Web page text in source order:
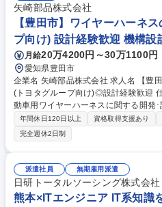
は】東京もしくは名古屋の専門施設で
からインフラ、マナーまで体系的に学
たの志向性や特性に合わせて最適な配
心してスタートできます。 募集職種 ◆九州×ITエンジニア◆IT系知識をお
持ちの方/未経験歓迎/無期雇用派遣
矢崎部品株式会社
【豊田市】ワイヤーハーネ
プ向け) 設計経験歓迎 機構設
月給20万4200円～30万1100円
愛知県豊田市
企業名 矢崎部品株式会社 求人名 【豊田市】ワイヤーハーネスの開発/設計
(トヨタグループ向け)◎設計経験歓迎 仕事の内容 トヨタグループ様向け自
動車用ワイヤーハーネスに関する開発
カーメーカーに近い立場で設計開発に
ジションです。 自動車メーカーや社内営業部門・工場部門との調整や工程
確認等の業務がございます。企画段階
のため 、幅広い設計業務が経験がで
す。 【募集背景】自動車の電動化が進
の普及により配線の複雑化が進んでお
設計業務の重要性は年々上昇しており、
職種 【豊田市】ワイヤーハーネスの
年間休日120日以上 資格取得支援あり
完全週休2日制
派遣社員 無期雇用派遣
日研トータルソーシング株式会社
熊本×ITエンジニア IT系知識